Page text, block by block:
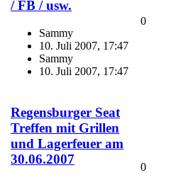
/ FB / usw.
Sammy
10. Juli 2007, 17:47
Sammy
10. Juli 2007, 17:47
0
Regensburger Seat
Treffen mit Grillen
und Lagerfeuer am
30.06.2007
0